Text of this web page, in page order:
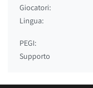
Giocatori:
Lingua:
PEGI:
Supporto